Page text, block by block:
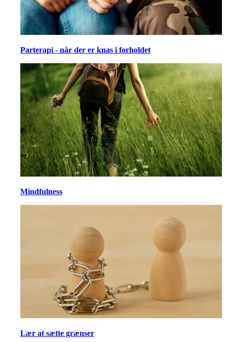
Parterapi - når der er knas i forholdet
Mindfulness
Lær at sætte grænser